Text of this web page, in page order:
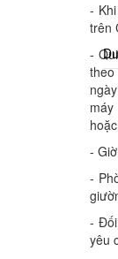
-
trên
-
-
-
-
yêu